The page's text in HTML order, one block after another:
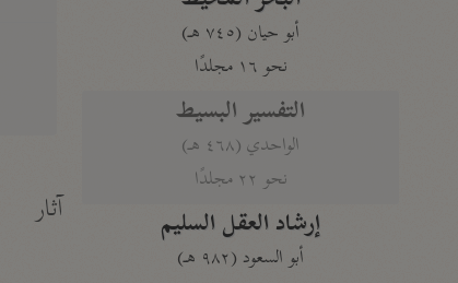
أبو حيان (٧٤٥ هـ)
نحو ١٦ مجلدًا
التفسير البسيط
الواحدي (٤٦٨ هـ)
نحو ٢٢ مجلدًا
إرشاد العقل السليم
أبو السعود (٩٨٢ هـ)
آثار